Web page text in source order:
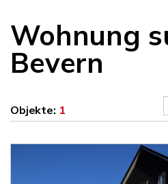
Wohnung
Bevern
Objekte: 1